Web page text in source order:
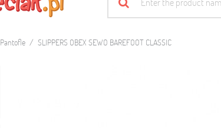
Pantofle SLIPPERS OBEX SEWO BAREFOOT CLASSIC